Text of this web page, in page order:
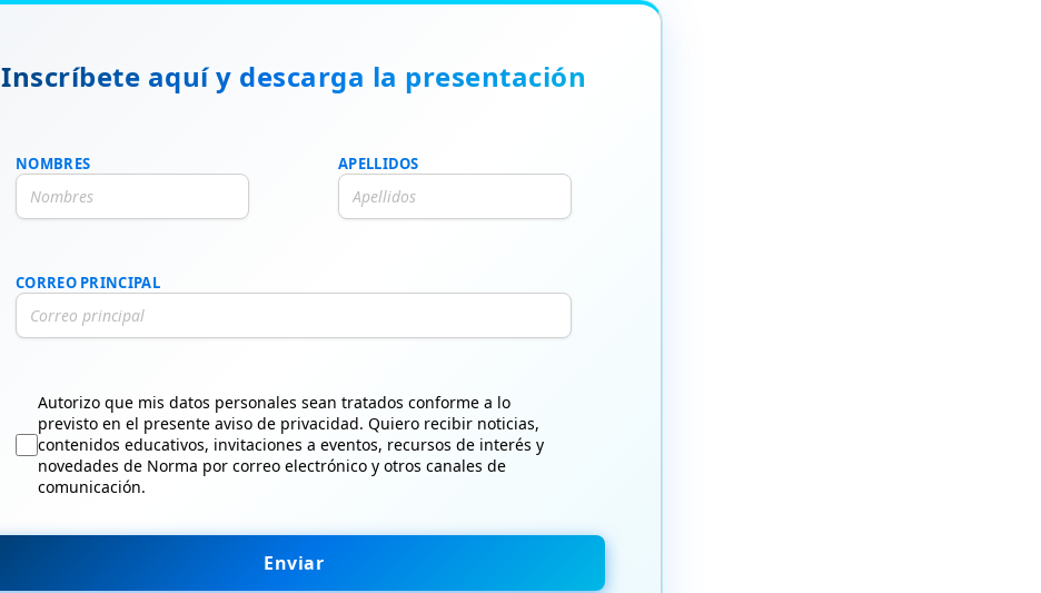
Inscríbete aquí y descarga la presentación
NOMBRES APELLIDOS
CORREO PRINCIPAL
Autorizo que mis datos personales sean tratados conforme a lo
previsto en el presente aviso de privacidad. Quiero recibir noticias,
contenidos educativos, invitaciones a eventos, recursos de interés y
novedades de Norma por correo electrónico y otros canales de
comunicación.
Enviar